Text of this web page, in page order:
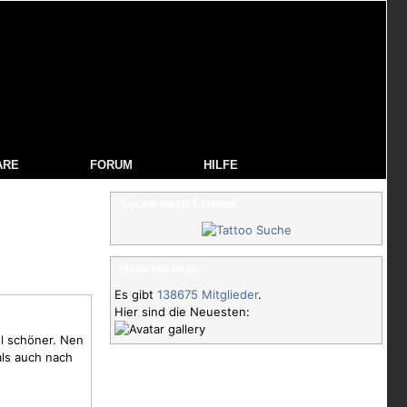
FORUM HILFE
schöner. Nen
auch nach
Es gibt 138675 Mitglieder.
Hier sind die Neuesten: